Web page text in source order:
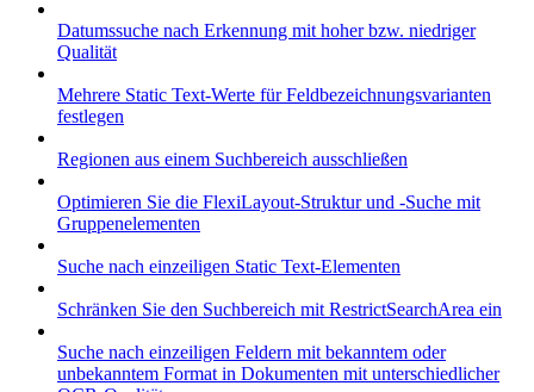
Datumssuche nach Erkennung mit hoher bzw. niedriger
Qualität
Mehrere Static Text-Werte für Feldbezeichnungsvarianten
festlegen
Regionen aus einem Suchbereich ausschließen
Optimieren Sie die FlexiLayout-Struktur und -Suche mit
Gruppenelementen
Suche nach einzeiligen Static Text-Elementen
Schränken Sie den Suchbereich mit RestrictSearchArea ein
Suche nach einzeiligen Feldern mit bekanntem oder
unbekanntem Format in Dokumenten mit unterschiedlicher